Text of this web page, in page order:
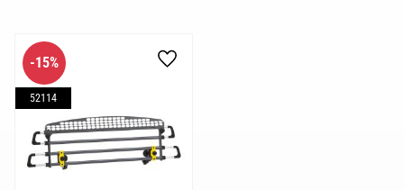
15%
52114
Gem som favorit